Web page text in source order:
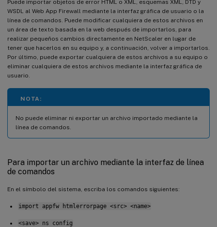
Puede importar objetos de error HTML o XML, esquemas XML, DTD y
WSDL al Web App Firewall mediante la interfaz gráfica de usuario o la
línea de comandos. Puede modificar cualquiera de estos archivos en
un área de texto basada en la web después de importarlos, para
realizar pequeños cambios directamente en NetScaler en lugar de
tener que hacerlos en su equipo y, a continuación, volver a importarlos.
Por último, puede exportar cualquiera de estos archivos a su equipo o
eliminar cualquiera de estos archivos mediante la interfaz gráfica de
usuario.
NOTA:
No puede eliminar ni exportar un archivo importado mediante la
línea de comandos.
Para importar un archivo mediante la interfaz de línea
de comandos
En el símbolo del sistema, escriba los comandos siguientes:
import appfw htmlerrorpage <src> <name>
<save> ns config